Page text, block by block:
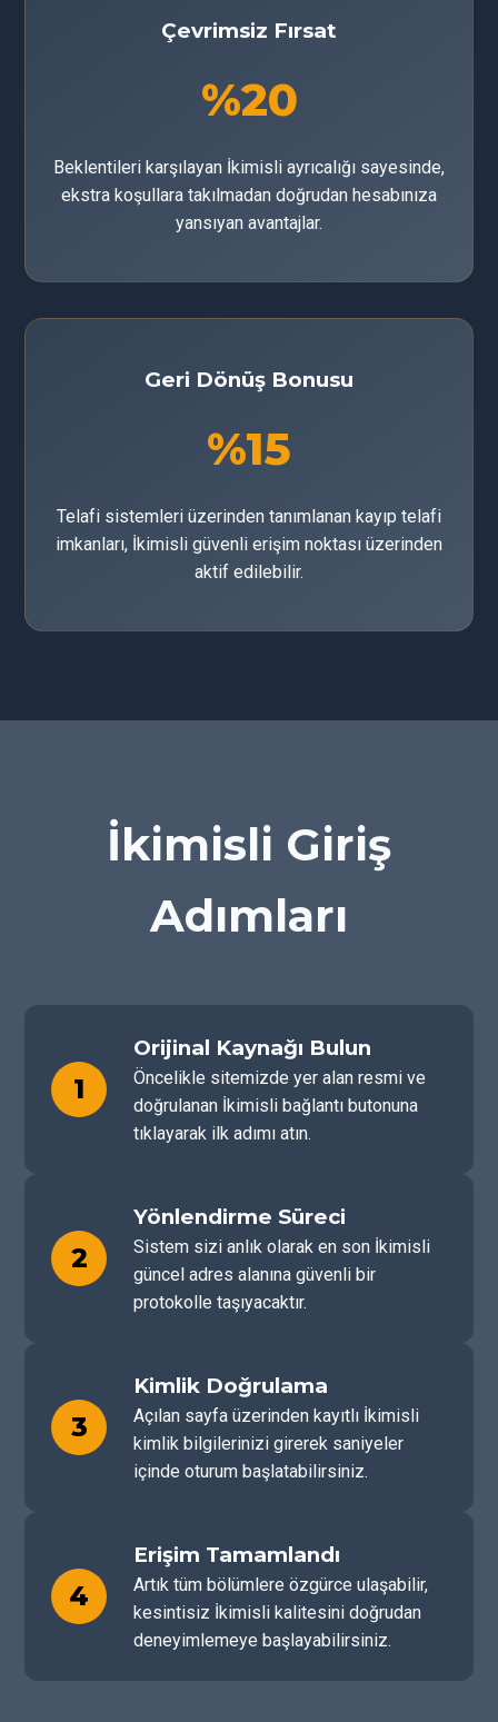
Çevrimsiz Fırsat
%20
Beklentileri karşılayan İkimisli ayrıcalığı sayesinde,
ekstra koşullara takılmadan doğrudan hesabınıza
yansıyan avantajlar.
Geri Dönüş Bonusu
%15
Telafi sistemleri üzerinden tanımlanan kayıp telafi
imkanları, İkimisli güvenli erişim noktası üzerinden
aktif edilebilir.
İkimisli Giriş
Adımları
1
Orijinal Kaynağı Bulun
Öncelikle sitemizde yer alan resmi ve
doğrulanan İkimisli bağlantı butonuna
tıklayarak ilk adımı atın.
2
Yönlendirme Süreci
Sistem sizi anlık olarak en son İkimisli
güncel adres alanına güvenli bir
protokolle taşıyacaktır.
3
Kimlik Doğrulama
Açılan sayfa üzerinden kayıtlı İkimisli
kimlik bilgilerinizi girerek saniyeler
içinde oturum başlatabilirsiniz.
4
Erişim Tamamlandı
Artık tüm bölümlere özgürce ulaşabilir,
kesintisiz İkimisli kalitesini doğrudan
deneyimlemeye başlayabilirsiniz.